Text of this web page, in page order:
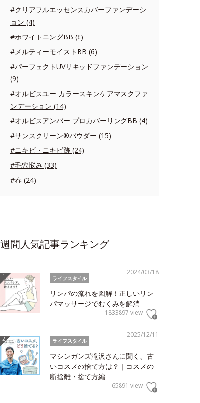
#クリアフルエッセンスカバーファンデーシ
ョン (4)
#ホワイトニングBB (8)
#メルティーモイストBB (6)
#パーフェクトUVリキッドファンデーション
(9)
#オルビスユー カラースキンケアマスクファ
ンデーション (14)
#オルビスアンバー プロカバーリングBB (4)
#サンスクリーン®パウダー (15)
#ニキビ・ニキビ跡 (24)
#毛穴悩み (33)
#春 (24)
週間人気記事ランキング
2024/03/18
ライフスタイル
リンパの流れを図解！正しいリン
パマッサージでむくみを解消
1833897 view
2025/12/11
ライフスタイル
マシンガンズ滝沢さんに聞く、古
いコスメの捨て方は？｜コスメの
断捨離・捨て方編
65891 view